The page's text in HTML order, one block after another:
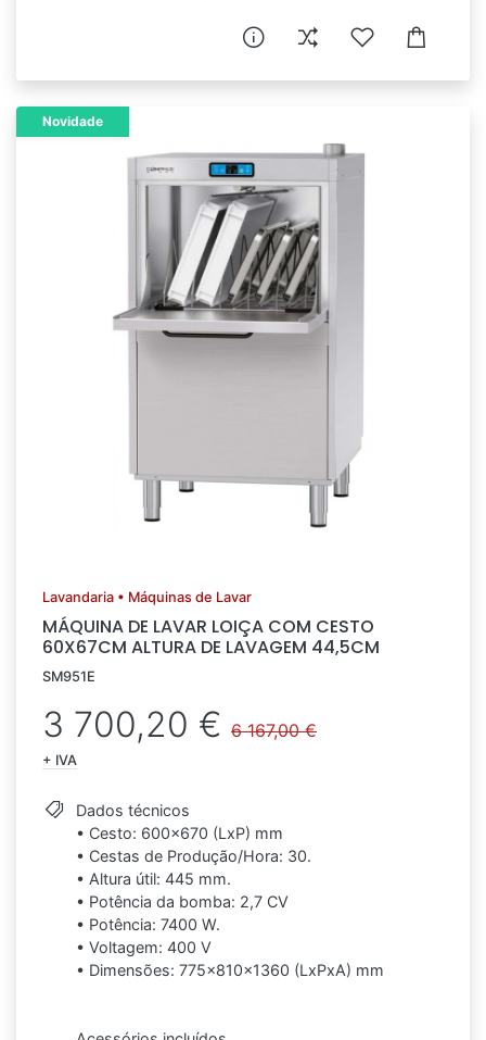
Novidade
Lavandaria • Máquinas de Lavar
MÁQUINA DE LAVAR LOIÇA COM CESTO
60X67CM ALTURA DE LAVAGEM 44,5CM
SM951E
3 700,20 € 6 167,00 €
+ IVA
Dados técnicos
• Cesto: 600x670 (LxP) mm
• Cestas de Produção/Hora: 30.
• Altura útil: 445 mm.
• Potência da bomba: 2,7 CV
• Potência: 7400 W.
• Voltagem: 400 V
• Dimensões: 775x810x1360 (LxPxA) mm